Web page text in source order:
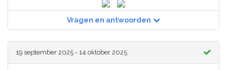
Vragen en antwoorden
19 september 2025 - 14 oktober 2025